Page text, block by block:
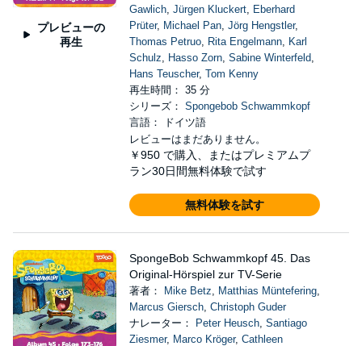
プレビューの
再生
Gawlich, Jürgen Kluckert, Eberhard
Prüter, Michael Pan, Jörg Hengstler,
Thomas Petruo, Rita Engelmann, Karl
Schulz, Hasso Zorn, Sabine Winterfeld,
Hans Teuscher, Tom Kenny
再生時間： 35 分
シリーズ： Spongebob Schwammkopf
言語： ドイツ語
レビューはまだありません。
￥950 で購入、またはプレミアムプ
ラン30日間無料体験で試す
無料体験を試す
SpongeBob Schwammkopf 45. Das
Original-Hörspiel zur TV-Serie
著者： Mike Betz, Matthias Müntefering,
Marcus Giersch, Christoph Guder
ナレーター：
Peter Heusch, Santiago
Ziesmer, Marco Kröger, Cathleen